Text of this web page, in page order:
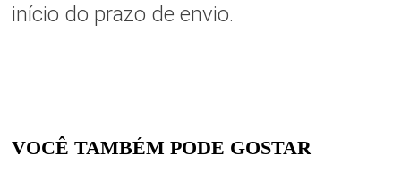
início do prazo de envio.
VOCÊ TAMBÉM PODE GOSTAR